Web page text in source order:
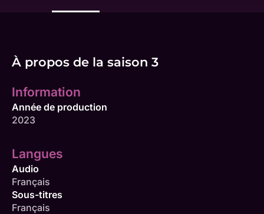
À propos de la saison 3
Information
Année de production
2023
Langues
Audio
Français
Sous-titres
Français